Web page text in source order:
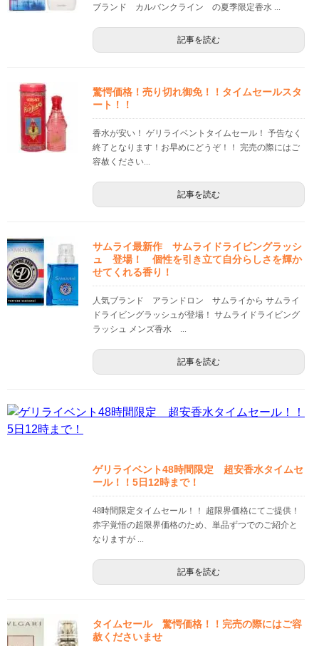
ブランド カルバンクライン の夏季限定香水 ...
記事を読む
驚愕価格！売り切れ御免！！タイムセールスタ
ート！！
香水が安い！ ゲリライベントタイムセール！ 予告なく
終了となります！お早めにどうぞ！！ 完売の際にはご
容赦ください...
記事を読む
サムライ最新作 サムライドライビングラッシ
ュ 登場！ 個性を引き立て自分らしさを輝か
せてくれる香り！
人気ブランド アランドロン サムライから サムライ
ドライビングラッシュが登場！ サムライドライビング
ラッシュ メンズ香水 ...
記事を読む
ゲリライベント48時間限定 超安香水タイムセ
ール！！5日12時まで！
48時間限定タイムセール！！ 超限界価格にてご提供！
赤字覚悟の超限界価格のため、単品ずつでのご紹介と
なりますが ...
記事を読む
タイムセール 驚愕価格！！完売の際にはご容
赦くださいませ